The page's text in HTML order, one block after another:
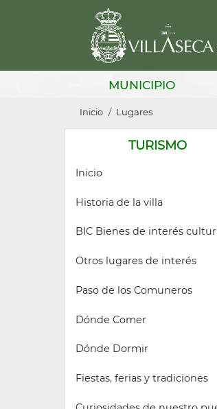
MUNICIPIO
Sobrescribir
enlaces
ayuda
a
la
Inicio Lugares
TURISMO
Inicio
Historia de la villa
BIC Bienes de interés
Otros lugares de interés
Paso de los Comuneros
Dónde Comer
Dónde Dormir
Fiestas, ferias y tradiciones